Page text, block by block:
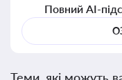
Повний AI-